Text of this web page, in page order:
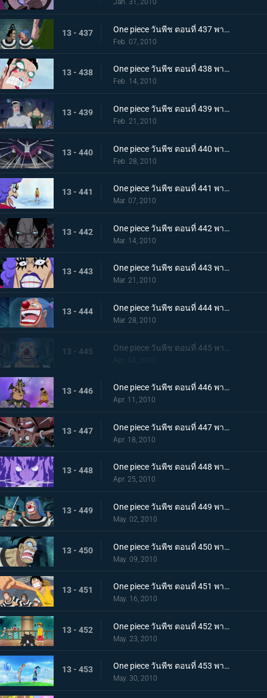
Jan. 31, 2010
13 - 437 One piece วันพีช ตอนที่ 437 พากย์ไทย เพราะเราคือเพื่อนกัน บอนเครบุกเข้าช่วยอย่างไม่คิดชีวิต
Feb. 07, 2010
13 - 438 One piece วันพีช ตอนที่ 438 พากย์ไทย สรวงสวรรค์ในนรก อิมเพลดาวน์ชั้นที่ 5.5
Feb. 14, 2010
13 - 439 One piece วันพีช ตอนที่ 439 พากย์ไทย เริ่มการรักษาลูฟี่! ด้วยพลังปาฎิหาริย์ของคุณอีวา!
Feb. 21, 2010
13 - 440 One piece วันพีช ตอนที่ 440 พากย์ไทย จงเชื่อในปาฎิหาริย์! เสียงเชียร์จากจิตวิญญาณของบอนเคร
Feb. 28, 2010
13 - 441 One piece วันพีช ตอนที่ 441 พากย์ไทย ลูฟี่ฟื้นคืนชีพ! คุณอีวาเริ่มแผนการแหกคุก!!
Mar. 07, 2010
13 - 442 One piece วันพีช ตอนที่ 442 พากย์ไทย เริ่มการส่งตัวเอส! การต่อสู้ในเลเวล 6 ที่อยู่ลึกสุด!!
Mar. 14, 2010
13 - 443 One piece วันพีช ตอนที่ 443 พากย์ไทย ทีมสุดแกร่งถือกำเนิด! สะเทือนลั่นทั้งอิมเพลดาวน์!
Mar. 21, 2010
13 - 444 One piece วันพีช ตอนที่ 444 พากย์ไทย ความวุ่นวายยิ่งโหมกระหน่ำ! ทีชหนวดดำเข้าจู่โจม!
Mar. 28, 2010
13 - 445
Apr. 04, 2010
13 - 446 One piece วันพีช ตอนที่ 446 พากย์ไทย ยังไงก็จะไม่ยอมแพ้! ฮันนิบาลเอาจริงแล้ว
Apr. 11, 2010
13 - 447 One piece วันพีช ตอนที่ 447 พากย์ไทย หมัดปืนเจ็ตแห่งความโกรธ! ลูฟี่ ปะทะ หนวดดำ!
Apr. 18, 2010
13 - 448 One piece วันพีช ตอนที่ 448 พากย์ไทย หยุดมาเจลแลนไว้! คุณอีวาเผยไม้ตายก้นหีบ!
Apr. 25, 2010
13 - 449 One piece วันพีช ตอนที่ 449 พากย์ไทย อุบายของมาเจลแลน! แผนป้องกันการแหกคุก!
May. 02, 2010
13 - 450 One piece วันพีช ตอนที่ 450 พากย์ไทย ทีมแหกคุกจนมุม! การขัดขวางของปีศาจพิษร้าย!
May. 09, 2010
13 - 451 One piece วันพีช ตอนที่ 451 พากย์ไทย ปาฏิหาริย์ครั้งสุดท้าย! บุกทะลวงประตูแห่งความยุติธรรม!
May. 16, 2010
13 - 452 One piece วันพีช ตอนที่ 452 พากย์ไทย เป้าหมายคือศูนย์ใหญ่กองทัพเรือ! เตรียมออกเรือไปช่วยเอส!
May. 23, 2010
13 - 453 One piece วันพีช ตอนที่ 453 พากย์ไทย พรรคพวกอยู่ไหนกันบ้าง รายงานจากเกาะเวเธอเรียและสัตว์ไซบอร์ก
May. 30, 2010